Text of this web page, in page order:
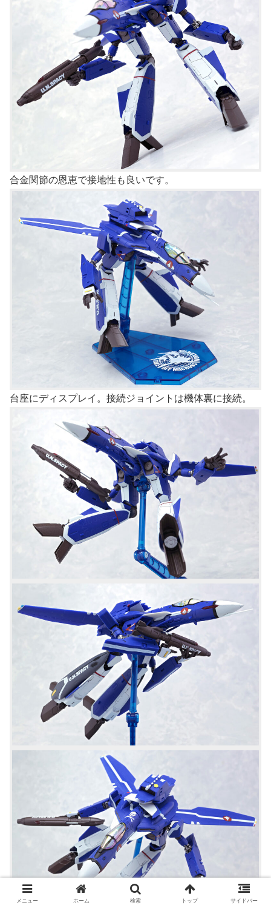
合金関節の恩恵で接地性も良いです。
台座にディスプレイ。接続ジョイントは機体裏に接続。
メニュー ホーム 検索 トップ サイドバー